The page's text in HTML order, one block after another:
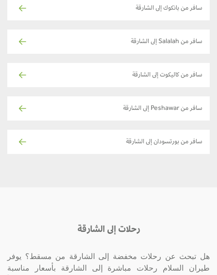
سافر من بانكوك إلى الشارقة
سافر من Salalah إلى الشارقة
سافر من كاليكوت إلى الشارقة
سافر من Peshawar إلى الشارقة
سافر من بورتسودان إلى الشارقة
رحلات إلى الشارقة
هل تبحث عن رحلات مخفضة إلى الشارقة من مسقط؟ يوفر
طيران السلام رحلات مباشرة إلى الشارقة بأسعار مناسبة